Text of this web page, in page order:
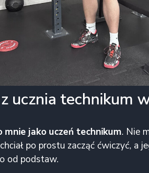
ucznia technikum
mnie jako uczeń technikum. Nie
po prostu zacząć ćwiczyć, a
od podstaw.